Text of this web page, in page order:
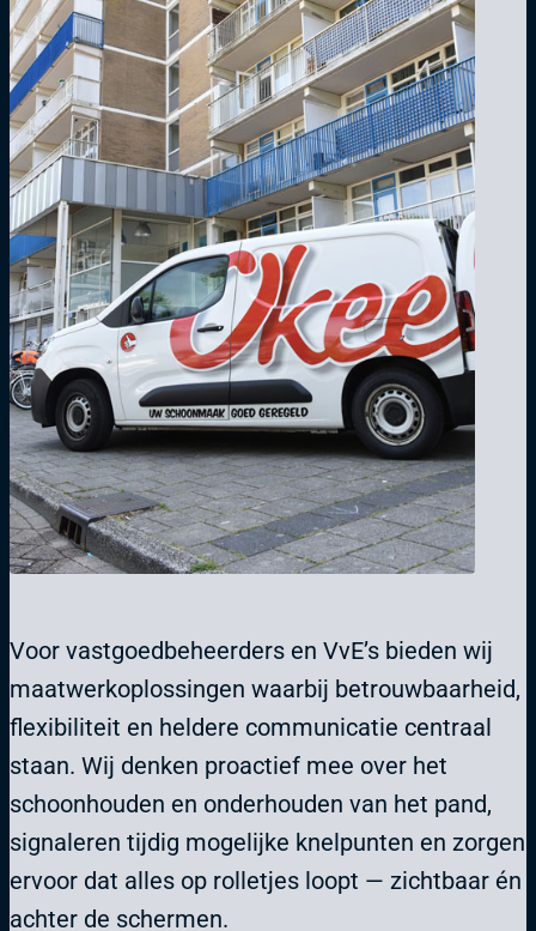
Voor vastgoedbeheerders en VvE’s bieden wij
maatwerkoplossingen waarbij betrouwbaarheid,
flexibiliteit en heldere communicatie centraal
staan. Wij denken proactief mee over het
schoonhouden en onderhouden van het pand,
signaleren tijdig mogelijke knelpunten en zorgen
ervoor dat alles op rolletjes loopt — zichtbaar én
achter de schermen.